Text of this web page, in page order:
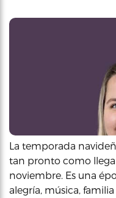
La temporada
tan pronto como
noviembre. Es una
alegría, música,